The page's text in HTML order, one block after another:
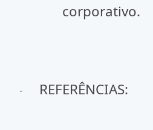
corporativo.
· REFERÊNCIAS: